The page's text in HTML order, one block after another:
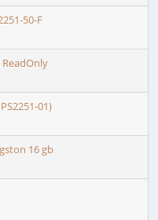
50-F
01)
16 gb